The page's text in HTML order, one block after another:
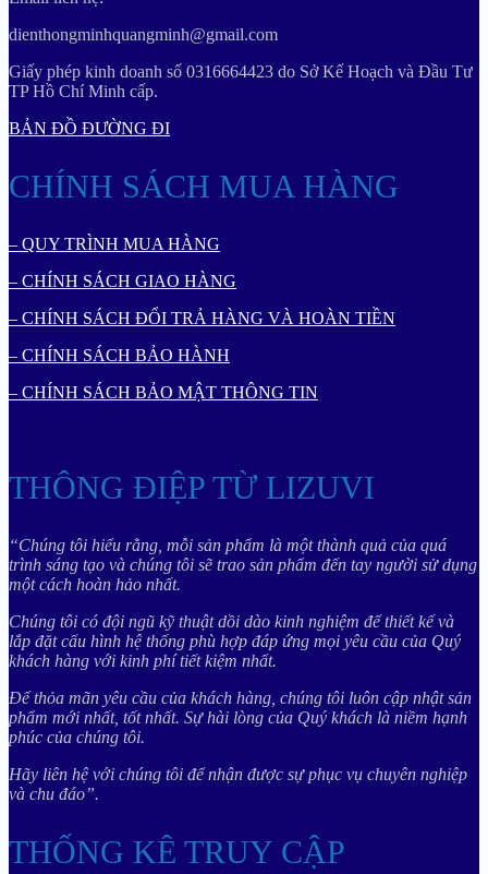
dienthongminhquangminh@gmail.com
Giấy phép kinh doanh số 0316664423 do Sở Kế Hoạch và Đầu Tư
TP Hồ Chí Minh cấp.
BẢN ĐỒ ĐƯỜNG ĐI
CHÍNH SÁCH MUA HÀNG
– QUY TRÌNH MUA HÀNG
– CHÍNH SÁCH GIAO HÀNG
– CHÍNH SÁCH ĐỔI TRẢ HÀNG VÀ HOÀN TIỀN
– CHÍNH SÁCH BẢO HÀNH
– CHÍNH SÁCH BẢO MẬT THÔNG TIN
THÔNG ĐIỆP TỪ LIZUVI
“Chúng tôi hiểu rằng, mỗi sản phẩm là một thành quả của quá
trình sáng tạo và chúng tôi sẽ trao sản phẩm đến tay người sử dụng
một cách hoàn hảo nhất.
Chúng tôi có đội ngũ kỹ thuật dồi dào kinh nghiệm để thiết kế và
lắp đặt cấu hình hệ thống phù hợp đáp ứng mọi yêu cầu của Quý
khách hàng với kinh phí tiết kiệm nhất.
Để thỏa mãn yêu cầu của khách hàng, chúng tôi luôn cập nhật sản
phẩm mới nhất, tốt nhất. Sự hài lòng của Quý khách là niềm hạnh
phúc của chúng tôi.
Hãy liên hệ với chúng tôi để nhận được sự phục vụ chuyên nghiệp
và chu đáo”.
THỐNG KÊ TRUY CẬP